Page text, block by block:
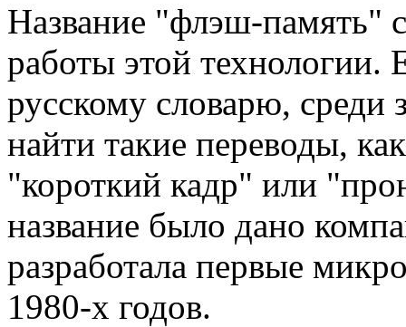
Название "флэш-память"
работы этой технологии.
русскому словарю,
найти такие переводы,
"короткий кадр" или
название было дано
разработала первые
1980-х годов.